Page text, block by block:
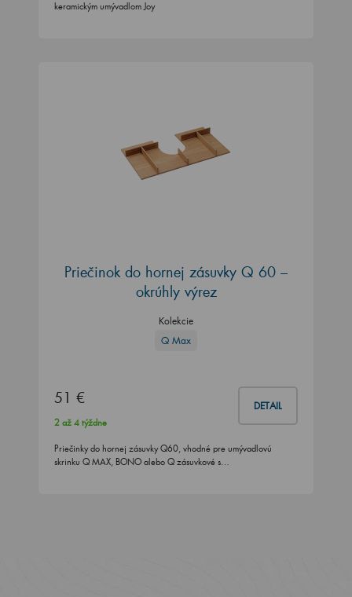
keramickým umývadlom Joy
Priečinok do hornej zásuvky Q 60 –
okrúhly výrez
Kolekcie
Q Max
51 € DETAIL
2 až 4 týždne
Priečinky do hornej zásuvky Q60, vhodné pre umývadlovú
skrinku Q MAX, BONO alebo Q zásuvkové s…